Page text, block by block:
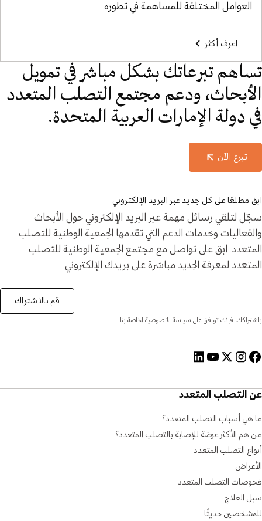
العوامل المختلفة للمساهمة في تطوره.
اعرف أكثر
تساهم تبرعاتك بشكل مباشر في تمويل
الأبحاث، ودعم مجتمع التصلب المتعدد
في دولة الإمارات العربية المتحدة.
تبرع الآن
ابق مطلعًا على كل جديد عبر البريد الإلكتروني
سجّل لتلقي رسائل مهمة عبر البريد الإلكتروني حول الأبحاث
والفعاليات وخدمات الدعم التي تقدمها الجمعية الوطنية للتصلب
المتعدد. ابق على تواصل مع مجتمع الجمعية الوطنية للتصلب
المتعدد لمعرفة الجديد مباشرة على بريدك الإلكتروني.
باشتراكك، فإنك توافق على سياسة الخصوصية الخاصة بنا.
قم بالاشتراك
عن التصلب المتعدد
ما هي أسباب التصلب المتعدد؟
من هم الأكثر عرضة للإصابة بالتصلب المتعدد؟
أنواع التصلب المتعدد
الأعراض
فحوصات التصلب المتعدد
سبل العلاج
للمشخصين حديثًا